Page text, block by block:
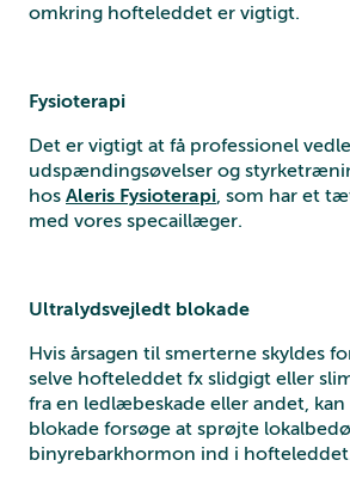
omkring hofteleddet er vigtigt.
Fysioterapi
Det er vigtigt at få professionel
udspændingsøvelser og
hos Aleris Fysioterapi, som har et
med vores specaillæger.
Ultralydsvejledt blokade
Hvis årsagen til smerterne skyldes
selve hofteleddet fx slidgigt eller
fra en ledlæbeskade eller andet,
blokade forsøge at sprøjte
binyrebarkhormon ind i